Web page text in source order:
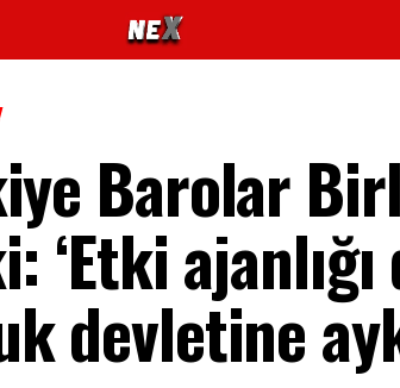
Barolar
‘Etki
devletine